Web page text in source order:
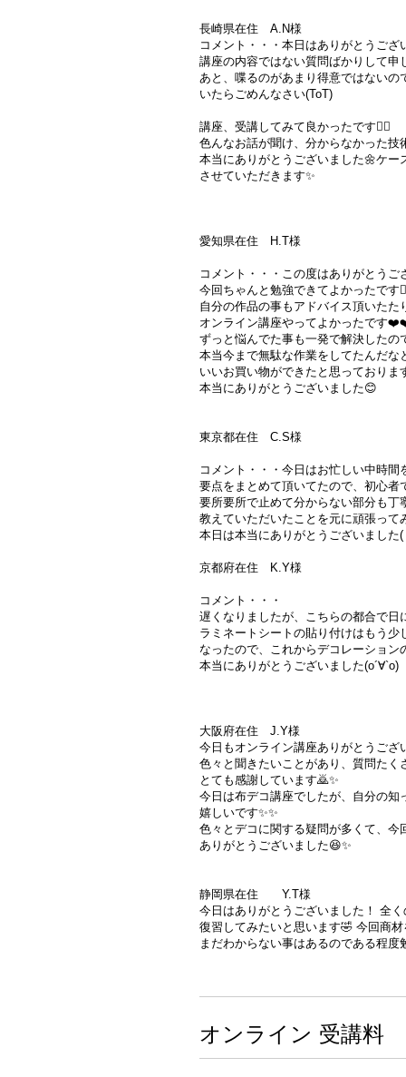
長崎県在住 A.N様
コメント・・・本日はありがとうござ
講座の内容ではない質問ばかりして申
あと、喋るのがあまり得意ではないの
いたらごめんなさい(ToT)
講座、受講してみて良かったです🙇‍♀️
色んなお話が聞け、分からなかった
本当にありがとうございました🌼ケ
させていただきます✨
愛知県在住 H.T様
コメント・・・この度はありがとうご
今回ちゃんと勉強できてよかったです
自分の作品の事もアドバイス頂いた
オンライン講座やってよかったです
ずっと悩んでた事も一発で解決した
本当今まで無駄な作業をしてたんだな
いいお買い物ができたと思っておりま
本当にありがとうございました😊
東京都在住 C.S様
コメント・・・今日はお忙しい中時
要点をまとめて頂いてたので、初心
要所要所で止めて分からない部分も
教えていただいたことを元に頑張って
本日は本当にありがとうございました(
京都府在住 K.Y様
コメント・・・
遅くなりましたが、こちらの都合で
ラミネートシートの貼り付けはもう
なったので、これからデコレーショ
本当にありがとうございました(о´∀`о)
大阪府在住 J.Y様
今日もオンライン講座ありがとうござ
色々と聞きたいことがあり、質問た
とても感謝しています🙇✨
今日は布デコ講座でしたが、自分の
嬉しいです✨✨
色々とデコに関する疑問が多くて、今
ありがとうございました😆✨
静岡県在住 Y.T様
今日はありがとうございました！ 全
復習してみたいと思います🤣 今回商
まだわからない事はあるのである程
オンライン 受講料